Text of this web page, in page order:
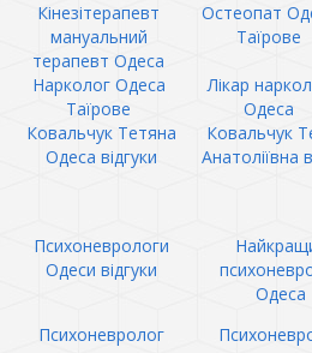
Кінезітерапевт
мануальний
терапевт Одеса
Остеопат
Таїрове
Нарколог Одеса
Таїрове
Лікар
Одеса
Ковальчук Тетяна
Одеса відгуки
Ковальчук
Анатоліївна
Психоневрологи
Одеси відгуки
Одеса
Психоневролог